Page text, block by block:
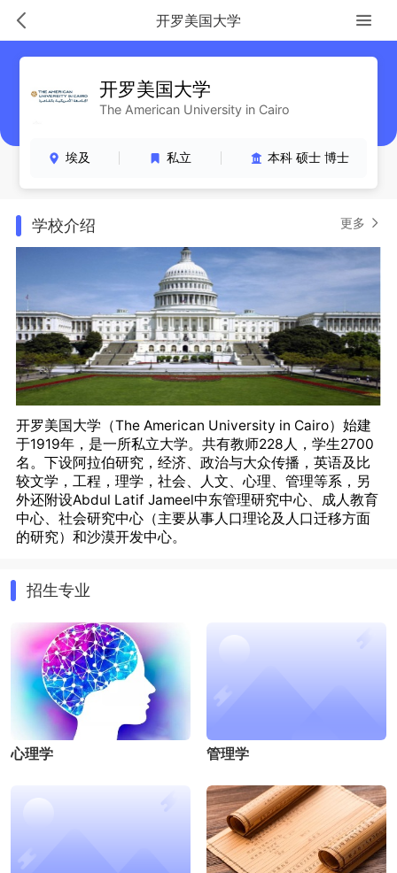
开罗美国大学
开罗美国大学
The American University in Cairo
埃及 私立 本科 硕士 博士
学校介绍 更多
开罗美国大学（The American University in Cairo）始建
于1919年，是一所私立大学。共有教师228人，学生2700
名。下设阿拉伯研究，经济、政治与大众传播，英语及比
较文学，工程，理学，社会、人文、心理、管理等系，另
外还附设Abdul Latif Jameel中东管理研究中心、成人教育
中心、社会研究中心（主要从事人口理论及人口迁移方面
的研究）和沙漠开发中心。
课程外，还为学生就读埃及-美国大学开设前期预读课程。
本部设在首都——开罗。学生在读完学院的基础课程后，
可以直接进入埃及美国大学攻读大学中的各科课程。在大
学完成学业后，除颁发美国大学毕业证书外国际认可的文
凭，学生还可直接申请到美国继续攻读。
招生专业
心理学 管理学